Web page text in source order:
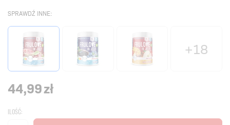
SPRAWDŹ INNE:
+18
44,99zł
ILOŚĆ: